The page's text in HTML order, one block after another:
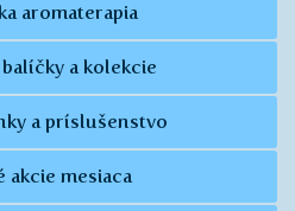
aromaterapia
a kolekcie
a príslušenstvo
akcie mesiaca